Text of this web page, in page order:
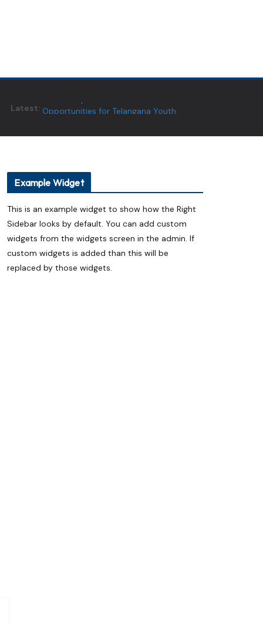
Latest: ATCs to Open Global Career
మన్నారూ రంగనాయక స్వామి బ్రహ్మోత్సవాలు
Eureka Forbes Unveils ‘Ghar Ka New
Kapoor
Technocraft Ventures IPO Opens on
August 7; Price Band Fixed at ₹200–212
Example Widget
This is an example widget to show how the Right
Sidebar looks by default. You can add custom
widgets from the widgets screen in the admin. If
custom widgets is added than this will be
replaced by those widgets.